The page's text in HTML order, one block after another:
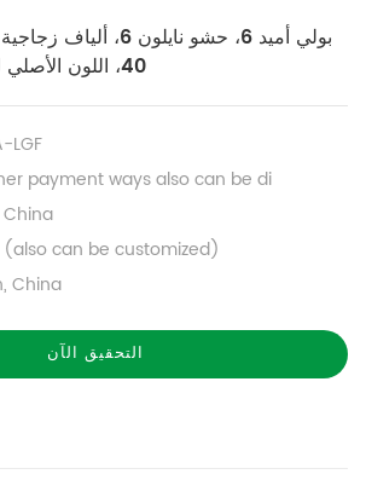
40، اللون الأصلي لقطع غيار السيارات
LGF
payment ways also can be di
can be customized)
China
التحقيق الآن